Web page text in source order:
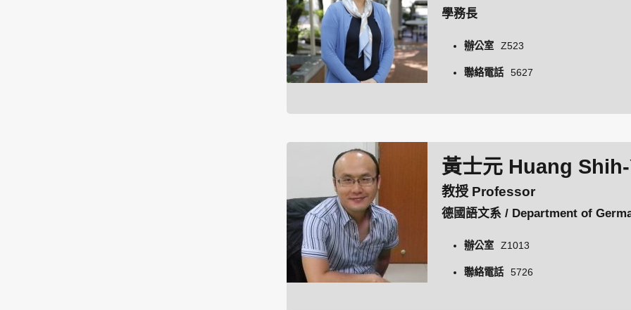
學務長
辦公室 Z523
聯絡電話 5627
黃士元 Huang
教授 Professor
德國語文系 / Department of
辦公室 Z1013
聯絡電話 5726